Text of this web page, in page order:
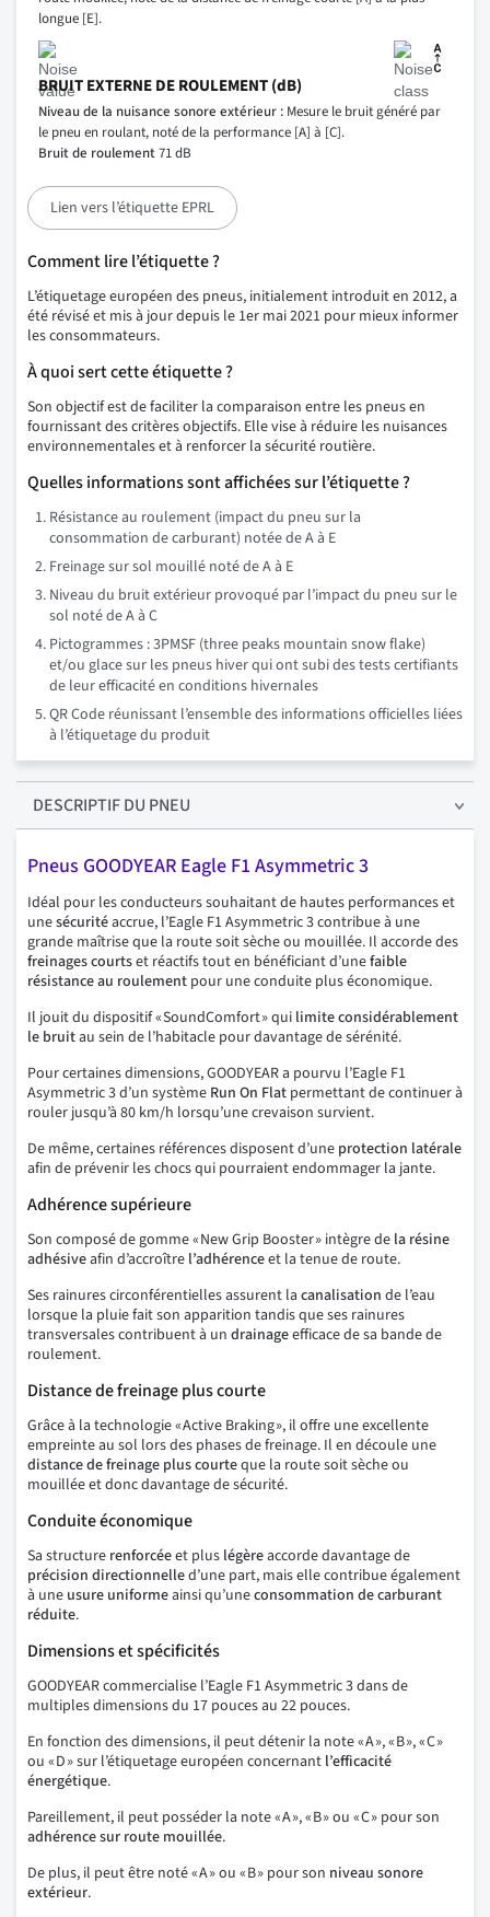
longue [E].
BRUIT EXTERNE DE ROULEMENT (dB)
Niveau de la nuisance sonore extérieur : Mesure le bruit généré par
le pneu en roulant, noté de la performance [A] à [C].
Bruit de roulement71 dB
Lien vers l’étiquette EPRL
Comment lire l’étiquette ?
L’étiquetage européen des pneus, initialement introduit en 2012, a
été révisé et mis à jour depuis le 1er mai 2021 pour mieux informer
les consommateurs.
À quoi sert cette étiquette ?
Son objectif est de faciliter la comparaison entre les pneus en
fournissant des critères objectifs. Elle vise à réduire les nuisances
environnementales et à renforcer la sécurité routière.
Quelles informations sont affichées sur l’étiquette ?
Résistance au roulement (impact du pneu sur la
consommation de carburant) notée de A à E
Freinage sur sol mouillé noté de A à E
Niveau du bruit extérieur provoqué par l’impact du pneu sur le
sol noté de A à C
Pictogrammes : 3PMSF (three peaks mountain snow flake)
et/ou glace sur les pneus hiver qui ont subi des tests certifiants
de leur efficacité en conditions hivernales
QR Code réunissant l’ensemble des informations officielles liées
à l’étiquetage du produit
DESCRIPTIFDU PNEU
Pneus GOODYEAR Eagle F1 Asymmetric 3
Idéal pour les conducteurs souhaitant de hautes performances et
unesécuritéaccrue, l’Eagle F1 Asymmetric 3 contribue à une
grande maîtrise que la route soit sèche ou mouillée. Il accorde des
freinages courtset réactifs tout en bénéficiant d’unefaible
résistance au roulement pour une conduite plus économique.
Il jouit du dispositif « SoundComfort » qui limite considérablement
le bruitau sein de l’habitacle pour davantage de sérénité.
Pour certaines dimensions, GOODYEAR a pourvu l’Eagle F1
Asymmetric 3 d’un système Run On Flat permettant de continuer à
rouler jusqu’à 80 km/h lorsqu’une crevaison survient.
De même, certaines références disposent d’une protection latérale
afin de prévenir les chocs qui pourraient endommager la jante.
Adhérence supérieure
Son composé de gomme « New Grip Booster » intègre de la résine
adhésiveafin d’accroître l’adhérenceet la tenue de route.
Ses rainures circonférentielles assurent la canalisation de l’eau
lorsque la pluie fait son apparition tandis que ses rainures
transversales contribuent à un drainageefficace de sa bande de
roulement.
Distance de freinage plus courte
Grâce à la technologie « Active Braking », il offre une excellente
empreinte au sol lors des phases de freinage. Il en découle une
distance de freinage plus courteque la route soit sèche ou
mouillée et donc davantage de sécurité.
Conduite économique
Sa structure renforcéeet plus légèreaccorde davantage de
précision directionnelled’une part, mais elle contribue également
à une usure uniformeainsi qu’uneconsommation de carburant
réduite.
Dimensions et spécificités
GOODYEAR commercialise l’Eagle F1 Asymmetric 3 dans de
multiples dimensions du 17 pouces au 22 pouces.
En fonction des dimensions, il peut détenir la note « A », « B », « C »
ou « D » sur l’étiquetage européen concernant l’efficacité
énergétique.
Pareillement, il peut posséder la note « A », « B » ou « C » pour son
adhérence sur route mouillée.
De plus, il peut être noté « A » ou « B » pour son niveau sonore
extérieur.